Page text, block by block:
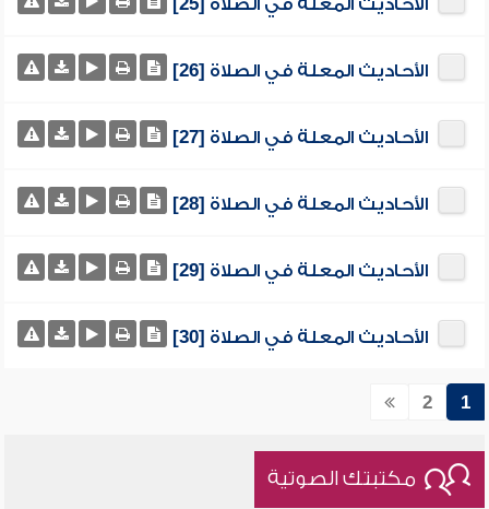
الأحاديث المعلة في الصلاة [25]
الأحاديث المعلة في الصلاة [26]
الأحاديث المعلة في الصلاة [27]
الأحاديث المعلة في الصلاة [28]
الأحاديث المعلة في الصلاة [29]
الأحاديث المعلة في الصلاة [30]
1
2
مكتبتك الصوتية